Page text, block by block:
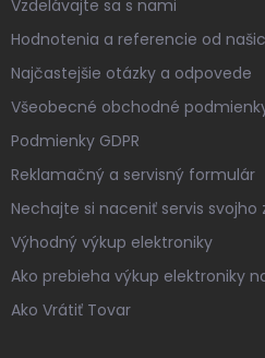
Vzdelávajte sa s nami
Hodnotenia a referencie od
Najčastejšie otázky a odpovede
Všeobecné obchodné
Podmienky GDPR
Reklamačný a servisný formulár
Nechajte si naceniť servis svojho
Výhodný výkup elektroniky
Ako prebieha výkup elektroniky
Ako Vrátiť Tovar